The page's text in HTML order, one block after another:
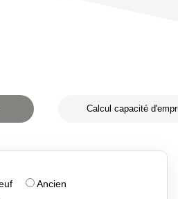
Calcul capacité